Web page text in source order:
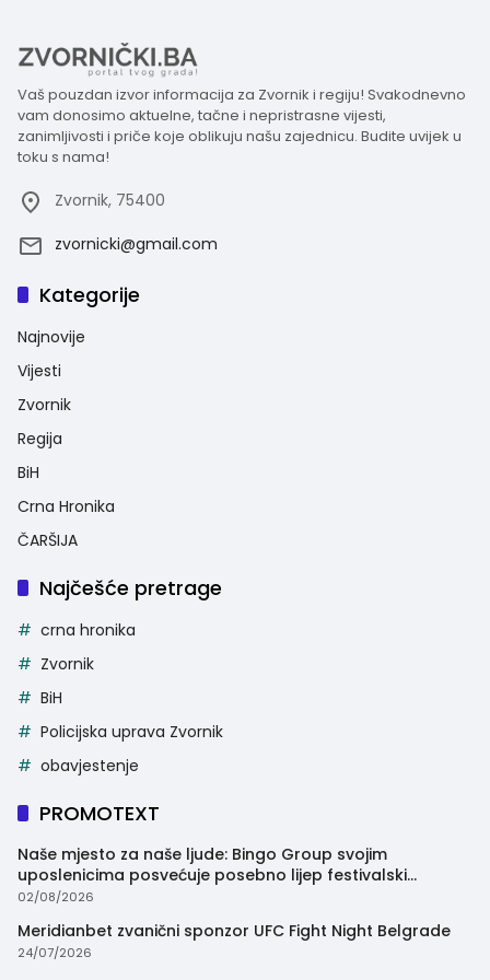
Vaš pouzdan izvor informacija za Zvornik i regiju! Svakodnevno
vam donosimo aktuelne, tačne i nepristrasne vijesti,
zanimljivosti i priče koje oblikuju našu zajednicu. Budite uvijek u
toku s nama!
Zvornik, 75400
zvornicki@gmail.com
Kategorije
Najnovije
Vijesti
Zvornik
Regija
BiH
Crna Hronika
ČARŠIJA
Najčešće pretrage
crna hronika
Zvornik
BiH
Policijska uprava Zvornik
obavjestenje
PROMOTEXT
Naše mjesto za naše ljude: Bingo Group svojim
uposlenicima posvećuje posebno lijep festivalski
trenutak
02/08/2026
Meridianbet zvanični sponzor UFC Fight Night Belgrade
24/07/2026